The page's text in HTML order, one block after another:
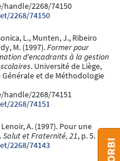
2268/74150
2268/74150
L., Munten, J., Ribeiro
M. (1997).Former pour
d'encadrants à la gestion
. Université de Liège,
Générale et de Méthodologie
2268/74151
2268/74151
A. (1997). Pour une
Salut et Fraternité, 21, p. 5.
2268/74143